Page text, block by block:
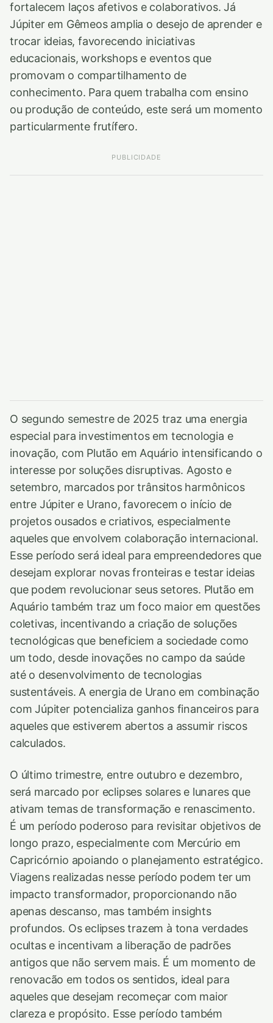
fortalecem laços afetivos e colaborativos. Já
Júpiter em Gêmeos amplia o desejo de aprender e
trocar ideias, favorecendo iniciativas
educacionais, workshops e eventos que
promovam o compartilhamento de
conhecimento. Para quem trabalha com ensino
ou produção de conteúdo, este será um momento
particularmente frutífero.
PUBLICIDADE
O segundo semestre de 2025 traz uma energia
especial para investimentos em tecnologia e
inovação, com Plutão em Aquário intensificando o
interesse por soluções disruptivas. Agosto e
setembro, marcados por trânsitos harmônicos
entre Júpiter e Urano, favorecem o início de
projetos ousados e criativos, especialmente
aqueles que envolvem colaboração internacional.
Esse período será ideal para empreendedores que
desejam explorar novas fronteiras e testar ideias
que podem revolucionar seus setores. Plutão em
Aquário também traz um foco maior em questões
coletivas, incentivando a criação de soluções
tecnológicas que beneficiem a sociedade como
um todo, desde inovações no campo da saúde
até o desenvolvimento de tecnologias
sustentáveis. A energia de Urano em combinação
com Júpiter potencializa ganhos financeiros para
aqueles que estiverem abertos a assumir riscos
calculados.
O último trimestre, entre outubro e dezembro,
será marcado por eclipses solares e lunares que
ativam temas de transformação e renascimento.
É um período poderoso para revisitar objetivos de
longo prazo, especialmente com Mercúrio em
Capricórnio apoiando o planejamento estratégico.
Viagens realizadas nesse período podem ter um
impacto transformador, proporcionando não
apenas descanso, mas também insights
profundos. Os eclipses trazem à tona verdades
ocultas e incentivam a liberação de padrões
antigos que não servem mais. É um momento de
renovacão em todos os sentidos, ideal para
aqueles que desejam recomeçar com maior
clareza e propósito. Esse período também